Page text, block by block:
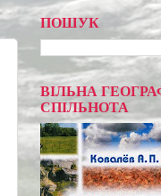
ПОШУК
ВІЛЬНА
СПІЛЬНОТА